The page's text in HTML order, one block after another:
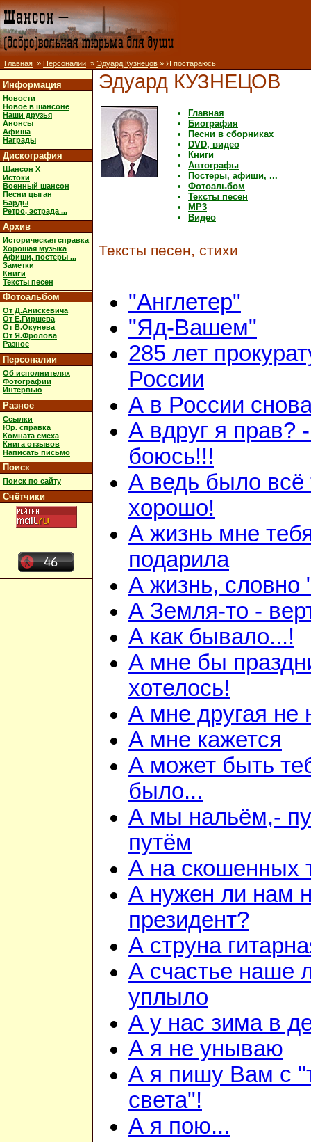
Главная » Персоналии » Эдуард Кузнецов » Я постараюсь
Информация
Новости
Новое в шансоне
Наши друзья
Анонсы
Афиша
Награды
Дискография
Шансон X
Истоки
Военный шансон
Песни цыган
Барды
Ретро, эстрада ...
Архив
Историческая справка
Хорошая музыка
Афиши, постеры ...
Заметки
Книги
Тексты песен
Фотоальбом
От Д.Анискевича
От Е.Гиршева
От В.Окунева
От Я.Фролова
Разное
Персоналии
Об исполнителях
Фотографии
Интервью
Разное
Ссылки
Юр. справка
Комната смеха
Книга отзывов
Написать письмо
Поиск
Поиск по сайту
Счётчики
Эдуард КУЗНЕЦОВ
Главная
Биография
Песни в сборниках
DVD, видео
Книги
Автографы
Постеры, афиши, ...
Фотоальбом
Тексты песен
MP3
Видео
Тексты песен, стихи
"Англетер"
"Яд-Вашем"
285 лет
России
А в России
А вдруг я прав?
боюсь!!!
А ведь было всё
хорошо!
А жизнь мне
подарила
А жизнь, словно
А Земля-то -
А как бывало...!
А мне бы
хотелось!
А мне другая не
А мне кажется
А может быть
было...
А мы нальём,-
путём
А на скошенных
А нужен ли нам
президент?
А струна
А счастье наше
уплыло
А у нас зима в
А я не унываю
А я пишу Вам с
света"!
А я пою...